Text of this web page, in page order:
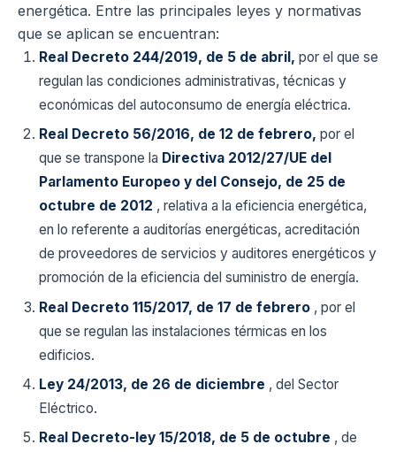
energética. Entre las principales leyes y normativas
que se aplican se encuentran:
Real Decreto 244/2019, de 5 de abril, por el que se
regulan las condiciones administrativas, técnicas y
económicas del autoconsumo de energía eléctrica.
Real Decreto 56/2016, de 12 de febrero, por el
que se transpone la Directiva 2012/27/UE del
Parlamento Europeo y del Consejo, de 25 de
octubre de 2012 , relativa a la eficiencia energética,
en lo referente a auditorías energéticas, acreditación
de proveedores de servicios y auditores energéticos y
promoción de la eficiencia del suministro de energía.
Real Decreto 115/2017, de 17 de febrero , por el
que se regulan las instalaciones térmicas en los
edificios.
Ley 24/2013, de 26 de diciembre , del Sector
Eléctrico.
Real Decreto-ley 15/2018, de 5 de octubre , de